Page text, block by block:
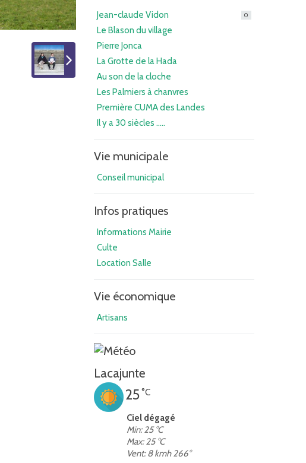
Jean-claude Vidon 0
Le Blason du village
Pierre Jonca
La Grotte de la Hada
Au son de la cloche
Les Palmiers à chanvres
Première CUMA des Landes
Il y a 30 siècles .....
Vie municipale
Conseil municipal
Infos pratiques
Informations Mairie
Culte
Location Salle
Vie économique
Artisans
Lacajunte
25°C
Ciel dégagé
Min: 25 °C
Max: 25 °C
Vent: 8 kmh 266°